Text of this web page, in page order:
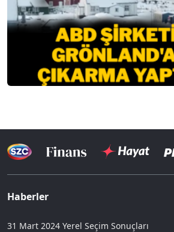
Haberler
31 Mart 2024 Yerel Seçim Sonuçları